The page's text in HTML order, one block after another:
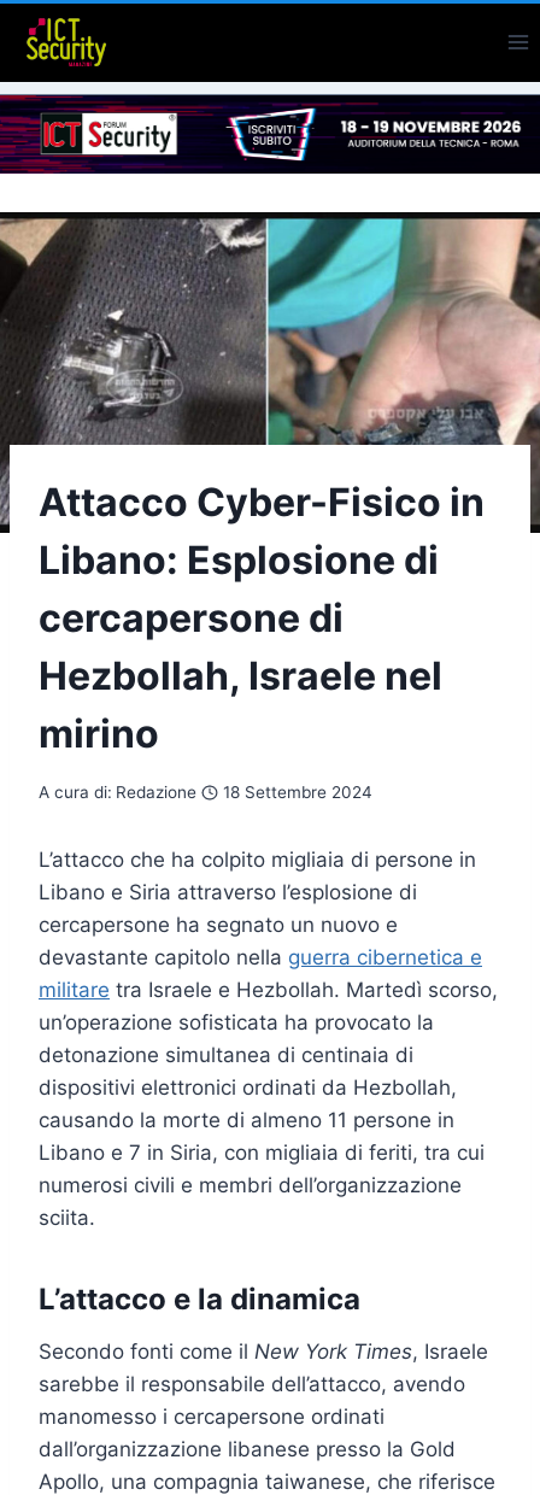
Salta
contenuto
Attacco Cyber-Fisico in
Libano: Esplosione di
cercapersone di
Hezbollah, Israele nel
mirino
A cura di: Redazione 18 Settembre 2024
L’attacco che ha colpito migliaia di persone in
Libano e Siria attraverso l’esplosione di
cercapersone ha segnato un nuovo e
devastante capitolo nella guerra cibernetica e
militare tra Israele e Hezbollah. Martedì scorso,
un’operazione sofisticata ha provocato la
detonazione simultanea di centinaia di
dispositivi elettronici ordinati da Hezbollah,
causando la morte di almeno 11 persone in
Libano e 7 in Siria, con migliaia di feriti, tra cui
numerosi civili e membri dell’organizzazione
sciita.
L’attacco e la dinamica
Secondo fonti come il New York Times, Israele
sarebbe il responsabile dell’attacco, avendo
manomesso i cercapersone ordinati
dall’organizzazione libanese presso la Gold
Apollo, una compagnia taiwanese, che riferisce